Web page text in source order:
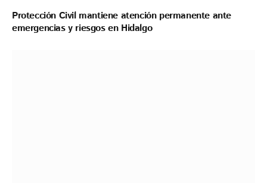
Protección Civil mantiene atención permanente ante
emergencias y riesgos en Hidalgo